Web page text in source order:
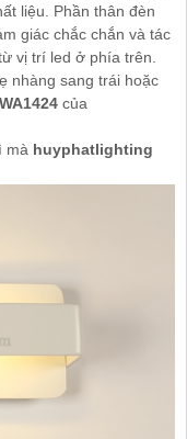
liệu. Phần thân đèn
giác chắc chắn và tác
vị trí led ở phía trên.
nhàng sang trái hoặc
của
mà huyphatlighting